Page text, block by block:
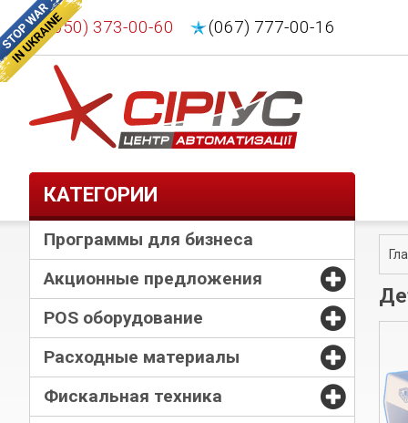
(050) 373-00-60 (067) 777-00-16
КАТЕГОРИИ
Программы для бизнеса
Акционные предложения
POS оборудование
Расходные материалы
Фискальная техника